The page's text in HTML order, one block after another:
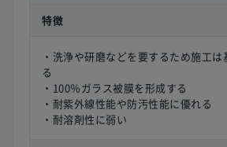
特徴
・洗浄や研磨などを要するため施工
る
・100％ガラス被膜を形成する
・耐紫外線性能や防汚性能に優れる
・耐溶剤性に弱い